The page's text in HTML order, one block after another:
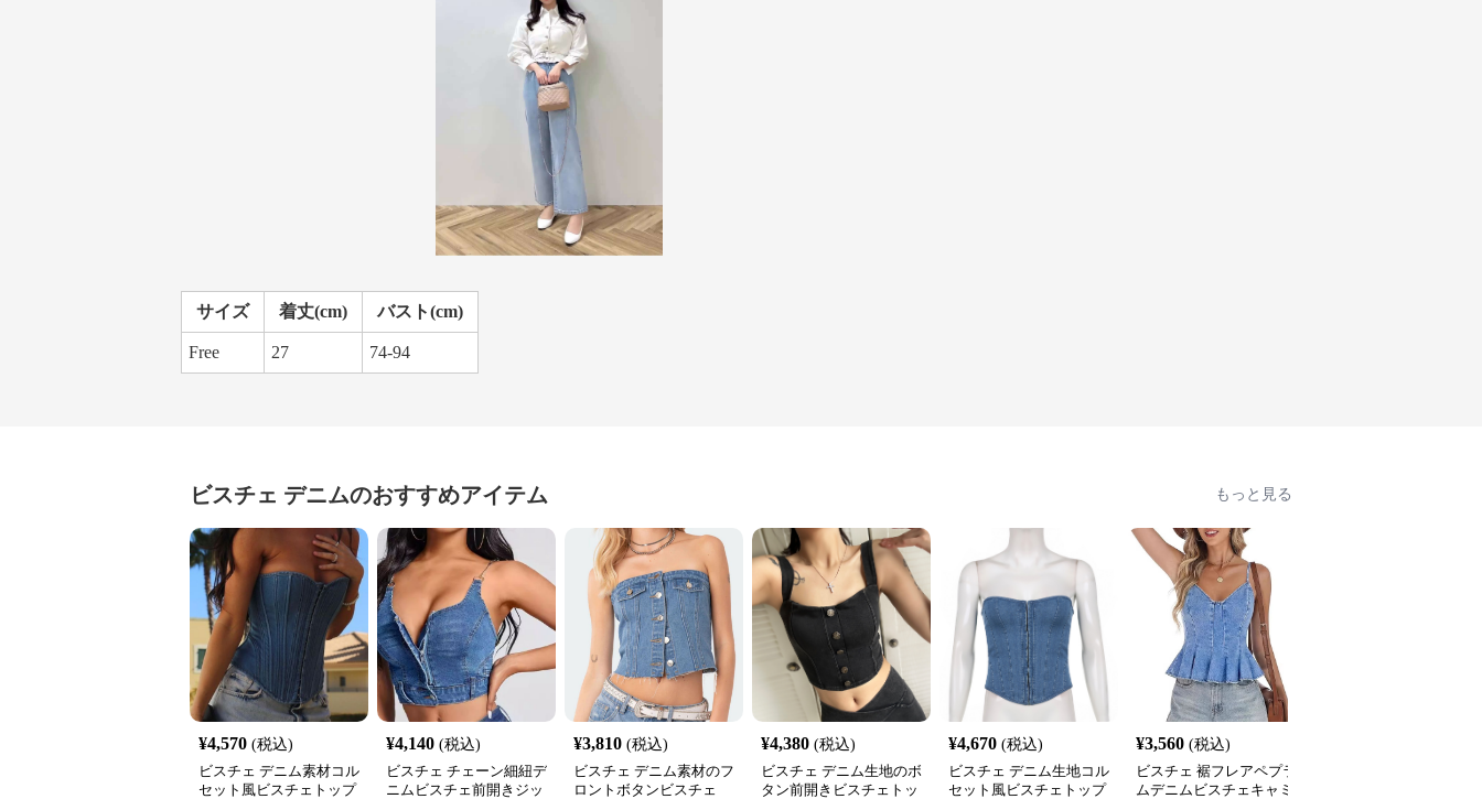
サイズ 着丈(cm) バスト(cm)
Free 27 74-94
ビスチェ デニムのおすすめアイテム もっと見る
¥4,570 (税込)
ビスチェ デニム素材コル
セット風ビスチェトップ
¥4,140 (税込)
ビスチェ チェーン細紐デ
ニムビスチェ前開きジッ
¥3,810 (税込)
ビスチェ デニム素材のフ
ロントボタンビスチェ
¥4,380 (税込)
ビスチェ デニム生地のボ
タン前開きビスチェトッ
¥4,670 (税込)
ビスチェ デニム生地コル
セット風ビスチェトップ
¥3,560 (税込)
ビスチェ 裾フレアペプラ
ムデニムビスチェキャミ